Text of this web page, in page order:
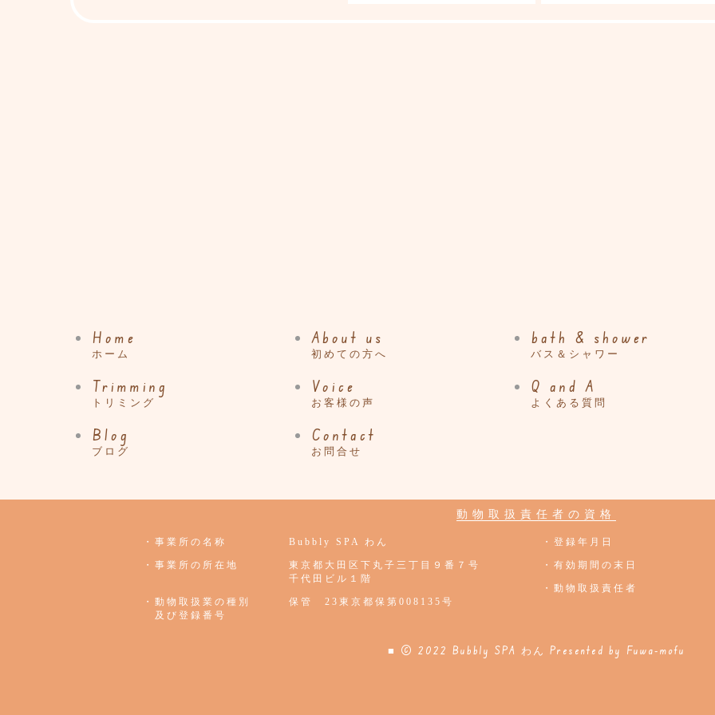
Home
ホーム
About us
初めての方へ
bath & shower
バス＆シャワー
Trimming
トリミング
Voice
お客様の声
Q and A
よくある質問
Blog
ブログ
Contact
お問合せ
動物取扱責任者の資格
・事業所の名称 Bubbly SPA わん
・事業所の所在地
東京都大田区下丸子三丁目９番７号
千代田ビル１階
・動物取扱業の種別
及び登録番号
保管 23東京都保第008135号
・登録年月日
・有効期間の末日
・動物取扱責任者
■ © 2022 Bubbly SPA わん Presented by Fuwa-mofu